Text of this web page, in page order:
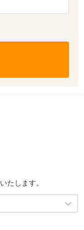
たします。